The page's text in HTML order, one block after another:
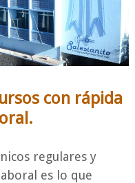
con rápida
regulares y
es lo que